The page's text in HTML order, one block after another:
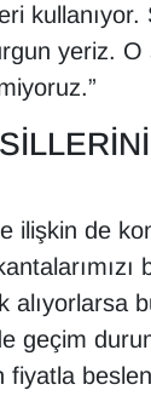
kullanıyor.
yeriz. O
ilişkin de
alıyorlarsa
geçim
fiyatla